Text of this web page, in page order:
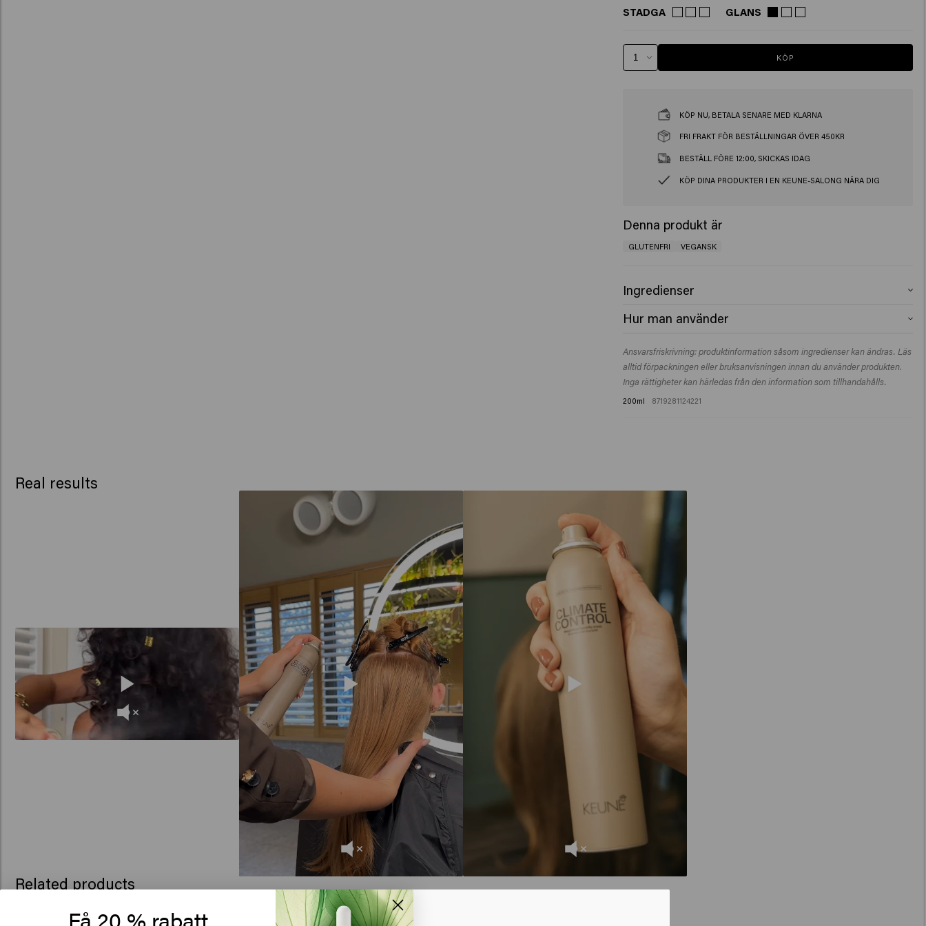
STADGA GLANS
KÖP
KÖP NU, BETALA SENARE MED KLARNA
FRI FRAKT FÖR BESTÄLLNINGAR ÖVER 450KR
BESTÄLL FÖRE 12:00, SKICKAS IDAG
KÖP DINA PRODUKTER I EN KEUNE-SALONG NÄRA DIG
Denna produkt är
GLUTENFRI VEGANSK
Ingredienser
Octylacrylamide/Acrylates/Butylaminoethyl Methacrylate Copolymer,
Dipropylene Glycol, Trimethylbenzenepropanol.
Hur man använder
Ansvarsfriskrivning: produktinformation såsom ingredienser kan ändras. Läs
alltid förpackningen eller bruksanvisningen innan du använder produkten.
Inga rättigheter kan härledas från den information som tillhandahålls.
200ml 8719281124221
Real results
Related products
Få 20 % rabatt